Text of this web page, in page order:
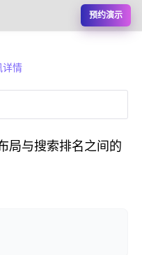
预约演示
详情
局与搜索排名之间的